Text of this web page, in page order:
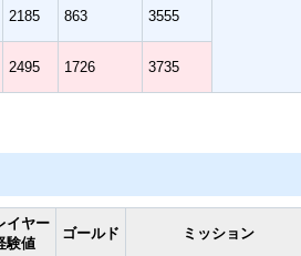
2185 863 3555
2495 1726 3735
イヤー
験値
ゴールド ミッション